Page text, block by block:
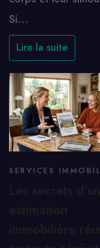
Si…
Lire la suite
SERVICES